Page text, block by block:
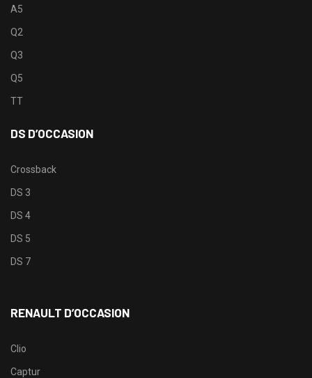
A5
Q2
Q3
Q5
TT
DS D’OCCASION
Crossback
DS 3
DS 4
DS 5
DS 7
RENAULT D’OCCASION
Clio
Captur